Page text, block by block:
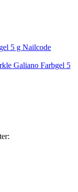
5 g Nailcode
Galiano Farbgel 5